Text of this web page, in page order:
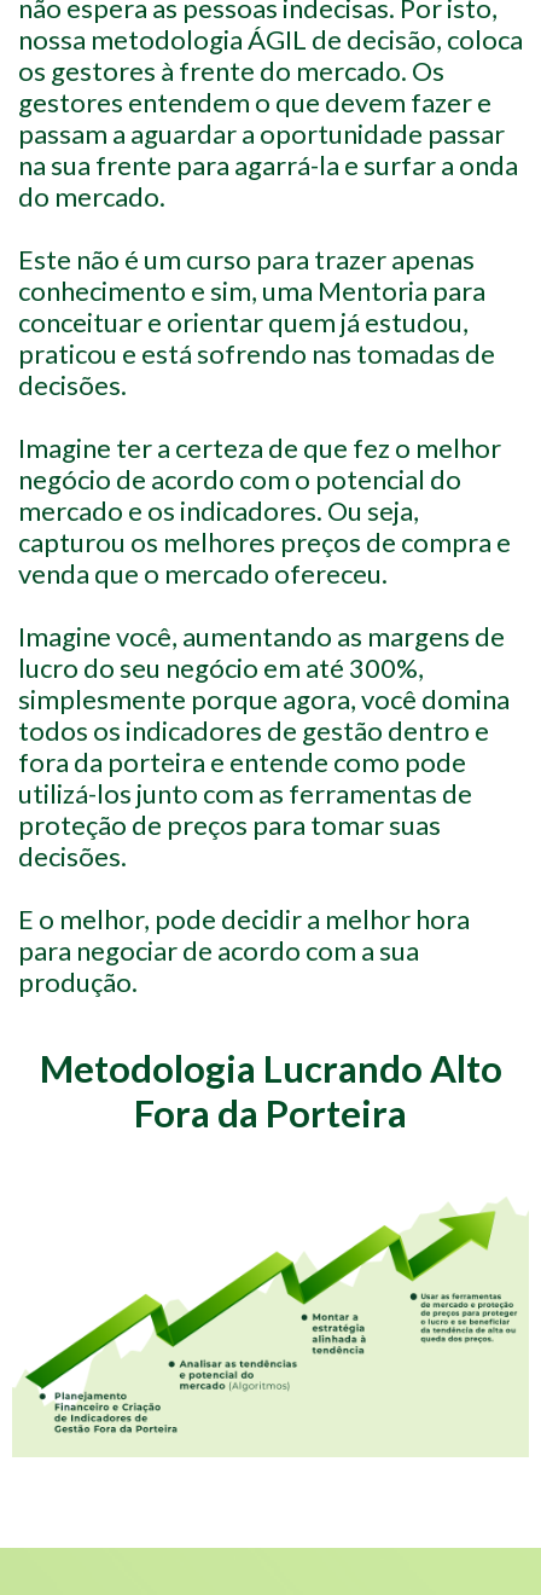
não espera as pessoas indecisas. Por isto,
nossa metodologia ÁGIL de decisão, coloca
os gestores à frente do mercado. Os
gestores entendem o que devem fazer e
passam a aguardar a oportunidade passar
na sua frente para agarrá-la e surfar a onda
do mercado.
Este não é um curso para trazer apenas
conhecimento e sim, uma Mentoria para
conceituar e orientar quem já estudou,
praticou e está sofrendo nas tomadas de
decisões.
Imagine ter a certeza de que fez o melhor
negócio de acordo com o potencial do
mercado e os indicadores. Ou seja,
capturou os melhores preços de compra e
venda que o mercado ofereceu.
Imagine você, aumentando as margens de
lucro do seu negócio em até 300%,
simplesmente porque agora, você domina
todos os indicadores de gestão dentro e
fora da porteira e entende como pode
utilizá-los junto com as ferramentas de
proteção de preços para tomar suas
decisões.
E o melhor, pode decidir a melhor hora
para negociar de acordo com a sua
produção.
Metodologia Lucrando Alto
Fora da Porteira